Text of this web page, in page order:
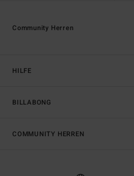
HILFE
BILLABONG
Community Herren
COMMUNITY HERREN